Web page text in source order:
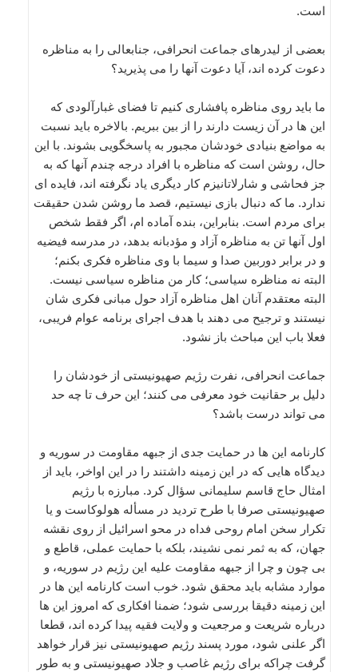
است.
بعضی از لیدرهای جماعت انحرافی، جنابعالی را به مناظره
دعوت کرده اند، آیا دعوت آنها را می پذیرید؟
ما باید روی مناظره پافشاری کنیم تا فضای غبارآلودی که
این ها در آن زیست دارند را از بین ببریم. بالاخره باید نسبت
به مواضع بنیادی خودشان مجبور به پاسخگویی بشوند. با این
حال، روشن است که مناظره با افراد درجه چندم آنها که به
جز فحاشی و شارلاتانیزم کار دیگری یاد نگرفته اند، فایده ای
ندارد. ما که دنبال بازی نیستیم، قصد ما روشن شدن حقیقت
برای مردم است. بنابراین، بنده آماده ام، اگر فقط شخص
اول آنها تن به مناظره آزاد و مؤدبانه بدهد، در مدرسه فیضیه
و در برابر دوربین صدا و سیما با وی مناظره فکری بکنم؛
البته نه مناظره سیاسی؛ کار من مناظره سیاسی نیست.
البته معتقدم آنان اهل مناظره آزاد حول مبانی فکری شان
نیستند و ترجیح می دهند با هدف اجرای برنامه عوام فریبی،
فعلا باب این مباحث باز نشود.
جماعت انحرافی، نفرت رژیم صهیونیستی از خودشان را
دلیل بر حقانیت خود معرفی می کنند؛ این حرف تا چه حد
می تواند درست باشد؟
کارنامه این ها در حمایت جدی از جبهه مقاومت در سوریه و
دیدگاه هایی که در این زمینه داشتند را در این اواخر، باید از
امثال حاج قاسم سلیمانی سؤال کرد. مبارزه با رژیم
صهیونیستی صرفا با طرح تردید در مسأله هولوکاست و یا
تکرار سخن امام روحی فداه در محو اسرائیل از روی نقشه
جهان، که به ثمر نمی نشیند، بلکه با حمایت عملی، قاطع و
بی چون و چرا از جبهه مقاومت علیه این رژیم در سوریه، و
موارد مشابه باید محقق شود. خوب است کارنامه این ها در
این زمینه دقیقا بررسی شود؛ ضمنا افکاری که امروز این ها
درباره شریعت و مرجعیت و ولایت فقیه پیدا کرده اند، قطعا
اگر علنی شود، مورد پسند رژیم صهیونیستی نیز قرار خواهد
گرفت چراکه برای رژیم غاصب و جلاد صهیونیستی و به طور